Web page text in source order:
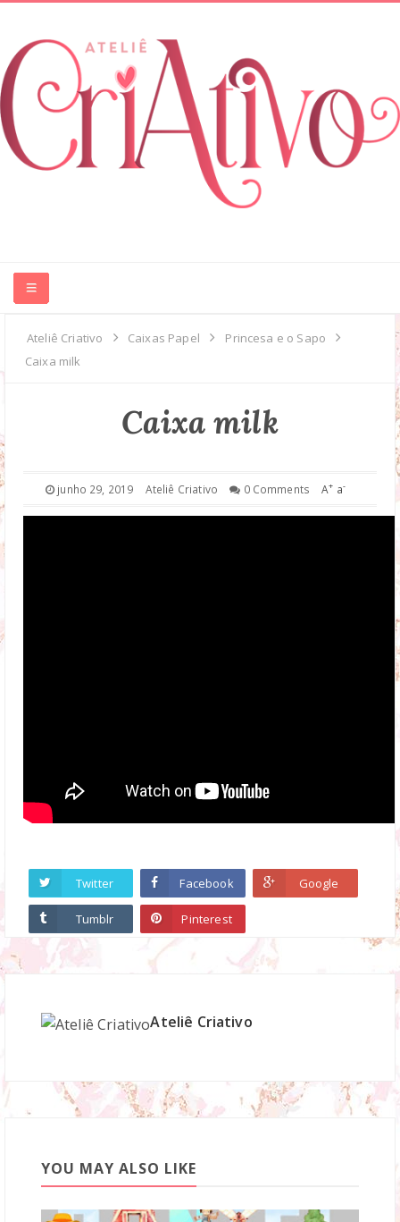
HOME
Ateliê Criativo Caixas Papel
Princesa e o Sapo
Caixa milk
Caixa milk
junho 29, 2019 Ateliê Criativo 0 Comments A+ a-
Twitter Facebook Google
Tumblr Pinterest
Ateliê Criativo
YOU MAY ALSO LIKE